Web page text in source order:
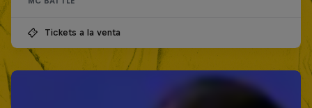
Tickets a la venta